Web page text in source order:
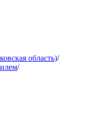
область)/
/